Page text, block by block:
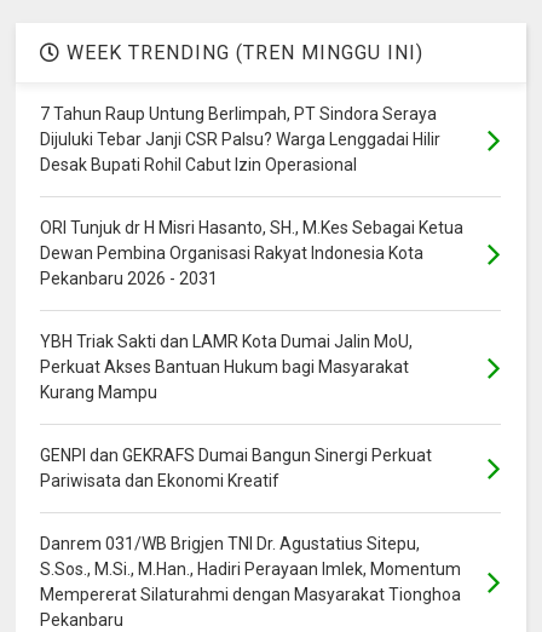
WEEK TRENDING (TREN MINGGU INI)
7 Tahun Raup Untung Berlimpah, PT Sindora Seraya
Dijuluki Tebar Janji CSR Palsu? Warga Lenggadai Hilir
Desak Bupati Rohil Cabut Izin Operasional
ORI Tunjuk dr H Misri Hasanto, SH., M.Kes Sebagai Ketua
Dewan Pembina Organisasi Rakyat Indonesia Kota
Pekanbaru 2026 - 2031
YBH Triak Sakti dan LAMR Kota Dumai Jalin MoU,
Perkuat Akses Bantuan Hukum bagi Masyarakat
Kurang Mampu
GENPI dan GEKRAFS Dumai Bangun Sinergi Perkuat
Pariwisata dan Ekonomi Kreatif
Danrem 031/WB Brigjen TNI Dr. Agustatius Sitepu,
S.Sos., M.Si., M.Han., Hadiri Perayaan Imlek, Momentum
Mempererat Silaturahmi dengan Masyarakat Tionghoa
Pekanbaru